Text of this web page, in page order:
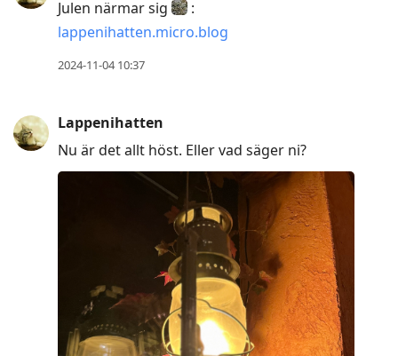
Julen närmar sig
:
lappenihatten.micro.blog
2024-11-04 10:37
Lappenihatten
Nu är det allt höst. Eller vad säger ni?